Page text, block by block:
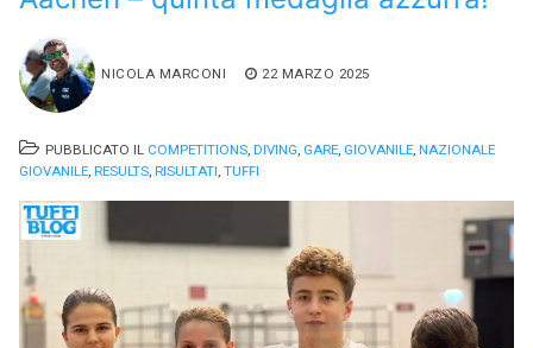
NICOLA MARCONI 22 MARZO 2025
PUBBLICATO IL COMPETITIONS, DIVING, GARE, GIOVANILE, NAZIONALE
GIOVANILE, RESULTS, RISULTATI, TUFFI